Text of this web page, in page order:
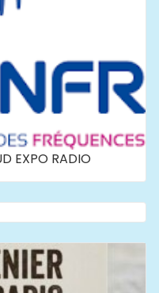
EXPO RADIO